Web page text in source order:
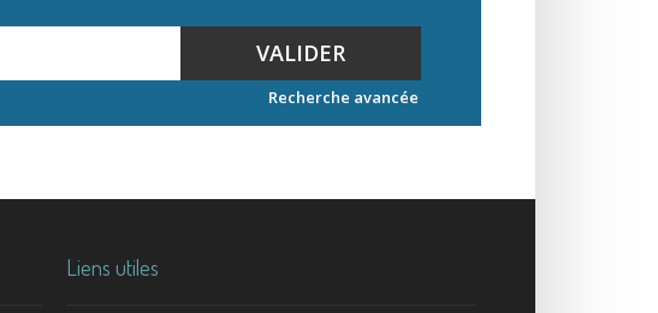
VALIDER
Recherche avancée
Liens utiles